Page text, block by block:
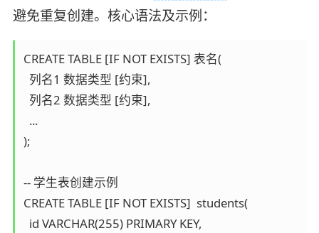
避免重复创建。核心语法及示例：
CREATE TABLE [IF NOT EXISTS] 表名(
  列名1 数据类型 [约束],
  列名2 数据类型 [约束],
  ...
);
-- 学生表创建示例
CREATE TABLE [IF NOT EXISTS]  students(
  id VARCHAR(255) PRIMARY KEY,